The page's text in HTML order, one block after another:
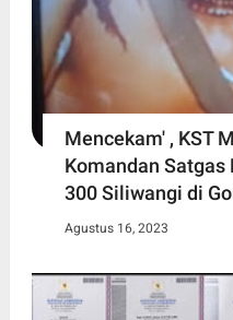
Mencekam' , KST
Komandan
300 Siliwangi di
Agustus 16, 2023